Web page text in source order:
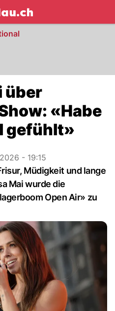
NAU.ch
über
«Habe
gefühlt»
- 19:15
Müdigkeit und lange
Mai wurde die
Open Air» zu